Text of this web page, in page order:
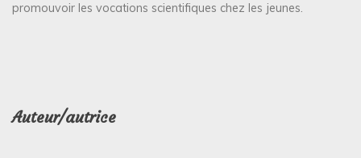
promouvoir les vocations scientifiques chez les jeunes.
Auteur/autrice